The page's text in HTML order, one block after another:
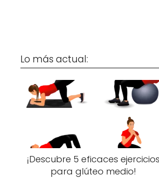
Lo más actual:
¡Descubre 5 eficaces ejercicios
para glúteo medio!